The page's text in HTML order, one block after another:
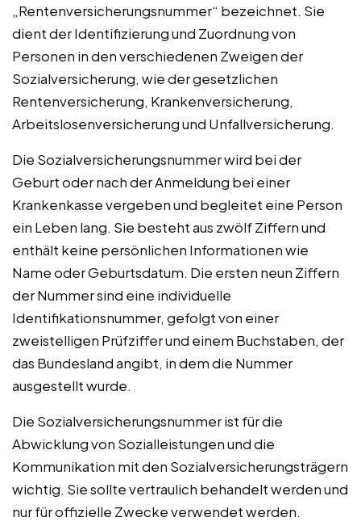
„Rentenversicherungsnummer“ bezeichnet. Sie
dient der Identifizierung und Zuordnung von
Personen in den verschiedenen Zweigen der
Sozialversicherung, wie der gesetzlichen
Rentenversicherung, Krankenversicherung,
Arbeitslosenversicherung und Unfallversicherung.
Die Sozialversicherungsnummer wird bei der
Geburt oder nach der Anmeldung bei einer
Krankenkasse vergeben und begleitet eine Person
ein Leben lang. Sie besteht aus zwölf Ziffern und
enthält keine persönlichen Informationen wie
Name oder Geburtsdatum. Die ersten neun Ziffern
der Nummer sind eine individuelle
Identifikationsnummer, gefolgt von einer
zweistelligen Prüfziffer und einem Buchstaben, der
das Bundesland angibt, in dem die Nummer
ausgestellt wurde.
Die Sozialversicherungsnummer ist für die
Abwicklung von Sozialleistungen und die
Kommunikation mit den Sozialversicherungsträgern
wichtig. Sie sollte vertraulich behandelt werden und
nur für offizielle Zwecke verwendet werden.